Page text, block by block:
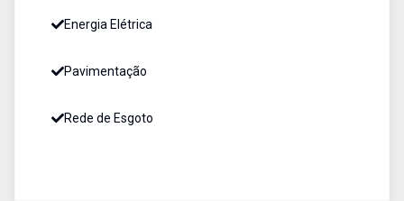
Energia Elétrica
Pavimentação
Rede de Esgoto